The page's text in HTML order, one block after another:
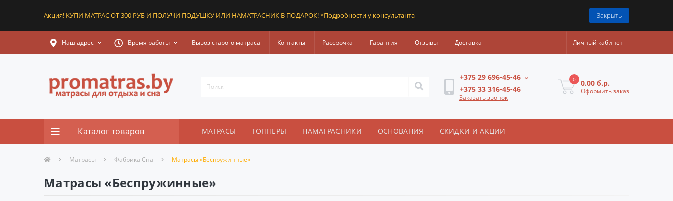
Акция! КУПИ МАТРАС ОТ 300 РУБ И ПОЛУЧИ ПОДУШКУ ИЛИ НАМАТРАСНИК В ПОДАРОК! *Подробности у консультанта Закрыть
Наш адрес Время работы Вывоз старого матраса Контакты Рассрочка Гарантия Отзывы Доставка Личный кабинет
+375 29 696-45-46
+375 33 316-45-46
Заказать звонок
0 0.00 б.р.
Оформить заказ
Каталог товаров МАТРАСЫ ТОППЕРЫ НАМАТРАСНИКИ ОСНОВАНИЯ СКИДКИ И АКЦИИ
Матрасы Фабрика Сна Матрасы «Беспружинные»
Матрасы «Беспружинные»